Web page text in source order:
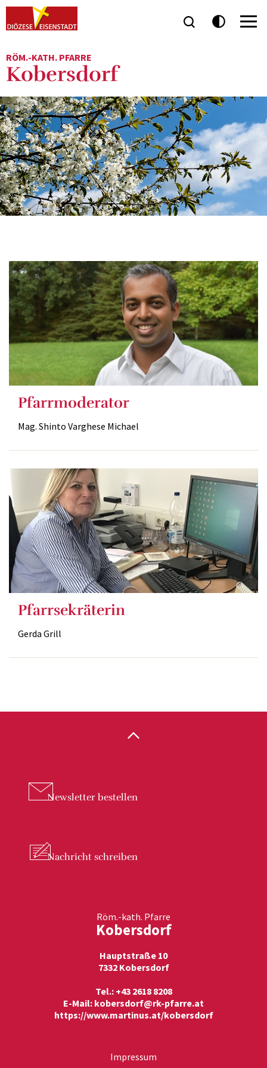
RÖM.-KATH. PFARRE
Kobersdorf
Pfarrmoderator
Mag. Shinto Varghese Michael
Pfarrsekräterin
Gerda Grill
Newsletter bestellen
Nachricht schreiben
Röm.-kath. Pfarre
Kobersdorf
Hauptstraße 10
7332 Kobersdorf
Tel.: +43 2618 8208
E-Mail: kobersdorf@rk-pfarre.at
https://www.martinus.at/kobersdorf
Impressum